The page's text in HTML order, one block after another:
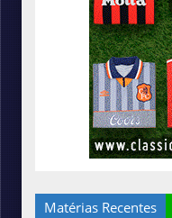
Matérias Recentes